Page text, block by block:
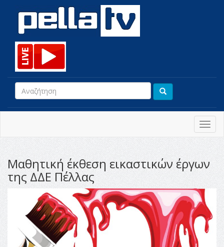
Μαθητική έκθεση εικαστικών έργων
της ΔΔΕ Πέλλας